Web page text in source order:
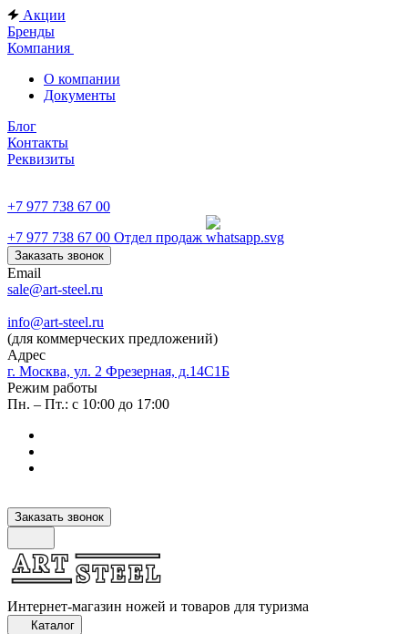
Акции
Бренды
Компания
О компании
Документы
Блог
Контакты
Реквизиты
+7 977 738 67 00
+7 977 738 67 00 Отдел продаж
Заказать звонок
Email
sale@art-steel.ru
info@art-steel.ru
(для коммерческих предложений)
Адрес
г. Москва, ул. 2 Фрезерная, д.14С1Б
Режим работы
Пн. – Пт.: с 10:00 до 17:00
Заказать звонок
Интернет-магазин ножей и товаров для туризма
Каталог